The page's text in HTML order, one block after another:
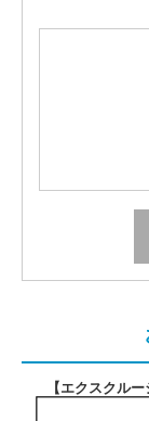
【エクスクル